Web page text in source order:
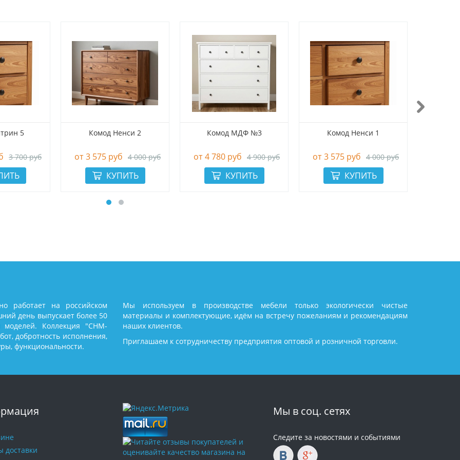
5
3 700 руб
Комод Ненси 2
3 575 руб 4 000 руб
Комод МДФ №3
4 780 руб 4 900 руб
Комод Ненси 1
3 575 руб 4 000 руб
работает на российском
день выпускает более 50
моделей. Коллекция "СНМ-
добротность исполнения,
функциональности.
Мы используем в производстве мебели только экологически чистые
материалы и комплектующие, идём на встречу пожеланиям и рекомендациям
наших клиентов.
Приглашаем к сотрудничеству предприятия оптовой и розничной торговли.
доставки
Мы в соц. сетях
Следите за новостями и событиями